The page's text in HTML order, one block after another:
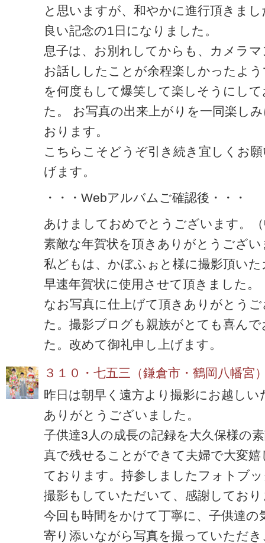
と思いますが、和やかに進行頂きま
良い記念の1日になりました。
息子は、お別れしてからも、カメラマ
お話ししたことが余程楽しかったよ
を何度もして爆笑して楽しそうにし
た。 お写真の出来上がりを一同楽し
おります。
こちらこそどうぞ引き続き宜しくお
げます。
・・・Webアルバムご確認後・・・
あけましておめでとうございます。
素敵な年賀状を頂きありがとうござい
私どもは、かぼふぉと様に撮影頂い
早速年賀状に使用させて頂きました。
なお写真に仕上げて頂きありがとう
た。撮影ブログも親族がとても喜ん
た。改めて御礼申し上げます。
３１０・七五三（鎌倉市・鶴岡八幡宮
昨日は朝早く遠方より撮影にお越しい
ありがとうございました。
子供達3人の成長の記録を大久保様の
真で残せることができて夫婦で大変嬉
ております。持参しましたフォトブ
撮影もしていただいて、感謝してお
今回も時間をかけて丁寧に、子供達の
寄り添いながら写真を撮っていただき